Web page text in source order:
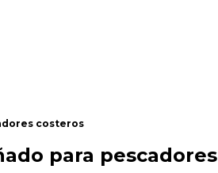
costeros
para pescadores